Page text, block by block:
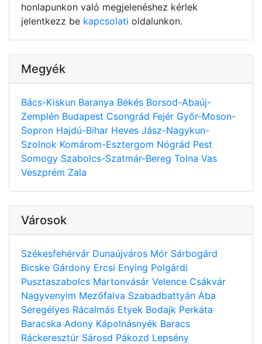
honlapunkon való megjelenéshez kérlek
jelentkezz be kapcsolati oldalunkon.
Megyék
Bács-Kiskun Baranya Békés Borsod-Abaúj-
Zemplén Budapest Csongrád Fejér Győr-Moson-
Sopron Hajdú-Bihar Heves Jász-Nagykun-
Szolnok Komárom-Esztergom Nógrád Pest
Somogy Szabolcs-Szatmár-Bereg Tolna Vas
Veszprém Zala
Városok
Székesfehérvár Dunaújváros Mór Sárbogárd
Bicske Gárdony Ercsi Enying Polgárdi
Pusztaszabolcs Martonvásár Velence Csákvár
Nagyvenyim Mezőfalva Szabadbattyán Aba
Seregélyes Rácalmás Etyek Bodajk Perkáta
Baracska Adony Kápolnásnyék Baracs
Ráckeresztúr Sárosd Pákozd Lepsény